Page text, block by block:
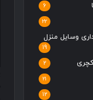
6
22
وسایل منزل
19
2
21
12